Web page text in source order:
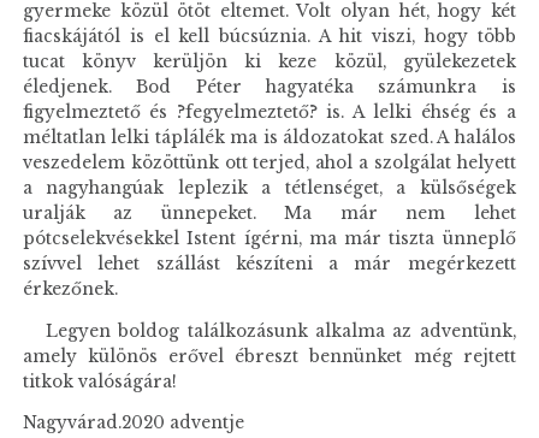
gyermeke közül ötöt eltemet. Volt olyan hét, hogy két
fiacskájától is el kell búcsúznia. A hit viszi, hogy több
tucat könyv kerüljön ki keze közül, gyülekezetek
éledjenek. Bod Péter hagyatéka számunkra is
figyelmeztető és ?fegyelmeztető? is. A lelki éhség és a
méltatlan lelki táplálék ma is áldozatokat szed. A halálos
veszedelem közöttünk ott terjed, ahol a szolgálat helyett
a nagyhangúak leplezik a tétlenséget, a külsőségek
uralják az ünnepeket. Ma már nem lehet
pótcselekvésekkel Istent ígérni, ma már tiszta ünneplő
szívvel lehet szállást készíteni a már megérkezett
érkezőnek.
Legyen boldog találkozásunk alkalma az adventünk,
amely különös erővel ébreszt bennünket még rejtett
titkok valóságára!
Nagyvárad.2020 adventje